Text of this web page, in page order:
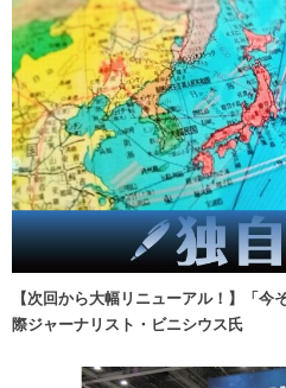
【次回から大幅リニューアル！】「
際ジャーナリスト・ビニシウス氏